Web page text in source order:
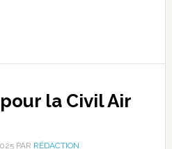
la Civil Air
PAR RÉDACTION